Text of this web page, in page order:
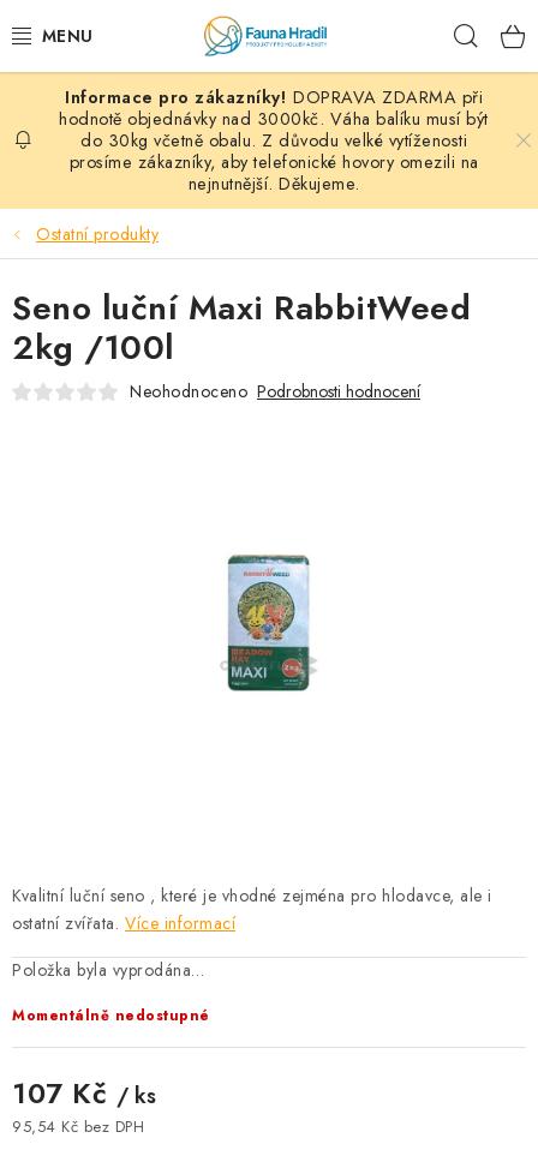
na
PAPOUŠCI A EXOTI
ZRNINY A OBILOVINY
MDM KRMIVA
KONTAKT
ZNAČKY
Slevy Naše prodejna
Detail objednávky
Velkoobchod
DOPRAVA ZDARMA při
hodnotě objednávky nad 3000kč. Váha balíku musí být
do 30kg včetně obalu. Z důvodu velké vytíženosti
prosíme zákazníky, aby telefonické hovory omezili na
nejnutnější. Děkujeme.
Ostatní produkty
Kvalitní luční seno , které je vhodné zejména pro hlodavce, ale i
ostatní zvířata. Více informací
Položka byla vyprodána…
Momentálně nedostupné
107 Kč / ks
95,54 Kč bez DPH
Seno luční Maxi RabbitWeed
2kg /100l
Neohodnoceno Podrobnosti hodnocení